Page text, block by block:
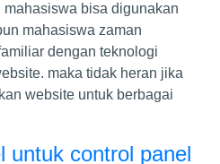
bisa digunakan
mahasiswa zaman
dengan teknologi
maka tidak heran jika
website untuk berbagai
untuk control panel